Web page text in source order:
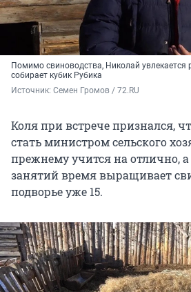
Помимо свиноводства, Николай увлекается
собирает кубик Рубика
Источник: Семен Громов / 72.RU
Коля при встрече признался,
стать министром сельского
прежнему учится на отлично, а
занятий время выращивает
подворье уже 15.